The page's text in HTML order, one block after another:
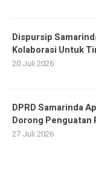
Dispursip
Kolaborasi Untuk
20 Juli 2026
DPRD Samarinda
Dorong Penguatan
27 Juli 2026